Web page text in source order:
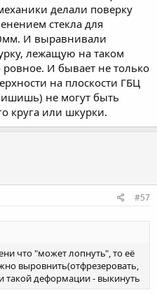
делали поверку
стекла для
И выравнивали
лежащую на таком
ровное. И бывает не только
на плоскости ГБЦ
не могут быть
круга или шкурки.
#57
что "может лопнуть", то её
выровнить(отфрезеровать,
такой деформации - выкинуть